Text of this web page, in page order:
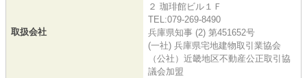
取扱会社
２ 珈琲館ビル１Ｆ
TEL:079-269-8490
兵庫県知事 (2) 第451652号
(一社) 兵庫県宅地建物取引業協会
（公社）近畿地区不動産公正取引協
議会加盟